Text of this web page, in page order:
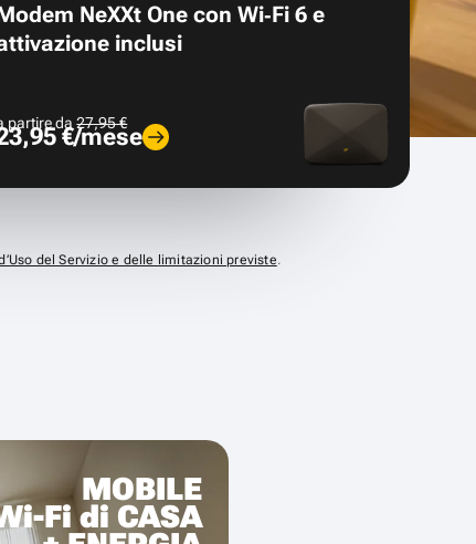
NeXXt One con Wi‑Fi 6 e
inclusi
partire da27,95 €
€/mese
del Servizio e delle limitazioni previste.
MOBILE
Fi di CASA